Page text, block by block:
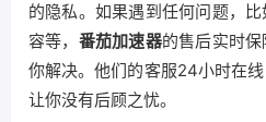
的隐私。如果遇到任何问题，
容等， 番茄加速器的售后实时
你解决。他们的客服24小时在线
让你没有后顾之忧。